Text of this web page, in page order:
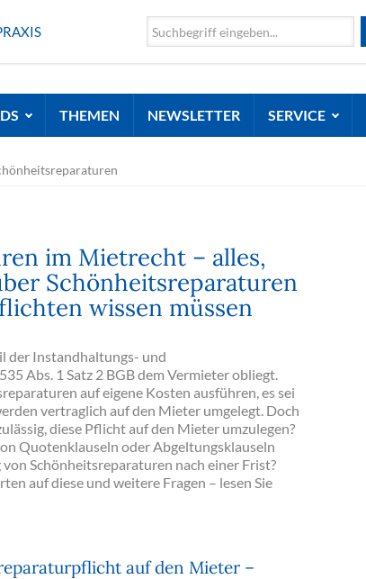
THEMEN NEWSLETTER SERVICE
im Mietrecht – alles,
Schönheitsreparaturen
wissen müssen
der Instandhaltungs- und
Abs. 1 Satz 2 BGB dem Vermieter obliegt.
auf eigene Kosten ausführen, es sei
vertraglich auf den Mieter umgelegt. Doch
diese Pflicht auf den Mieter umzulegen?
Quotenklauseln oder Abgeltungsklauseln
Schönheitsreparaturen nach einer Frist?
auf diese und weitere Fragen – lesen Sie
auf den Mieter –